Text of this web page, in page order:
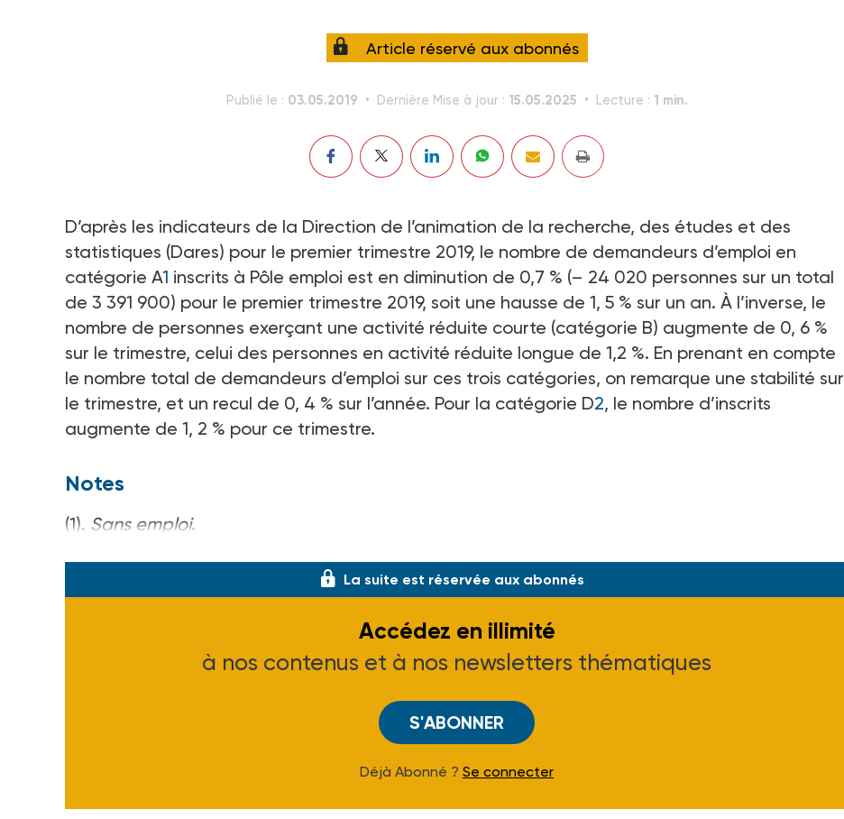
Article réservé aux abonnés
Publié le : 03.05.2019 Dernière Mise à jour : 15.05.2025 Lecture : 1 min.
D’après les indicateurs de la Direction de l’animation de la recherche, des études et des
statistiques (Dares) pour le premier trimestre 2019, le nombre de demandeurs d’emploi en
catégorie A1 inscrits à Pôle emploi est en diminution de 0,7 % (– 24 020 personnes sur un total
de 3 391 900) pour le premier trimestre 2019, soit une hausse de 1, 5 % sur un an. À l’inverse, le
nombre de personnes exerçant une activité réduite courte (catégorie B) augmente de 0, 6 %
sur le trimestre, celui des personnes en activité réduite longue de 1,2 %. En prenant en compte
le nombre total de demandeurs d’emploi sur ces trois catégories, on remarque une stabilité sur
le trimestre, et un recul de 0, 4 % sur l’année. Pour la catégorie D2, le nombre d’inscrits
augmente de 1, 2 % pour ce trimestre.
Notes
(1). Sans emploi.
La suite est réservée aux abonnés
Accédez en illimité
à nos contenus et à nos newsletters thématiques
S'ABONNER
Déjà Abonné ? Se connecter